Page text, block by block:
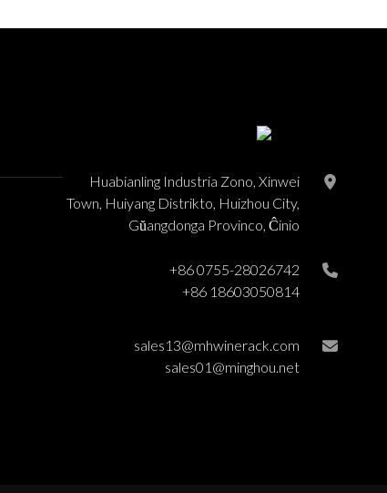
Huabianling Industria Zono, Xinwei
Town, Huiyang Distrikto, Huizhou City,
Gŭangdonga Provinco, Ĉinio
+86 0755-28026742
+86 18603050814
sales13@mhwinerack.com
sales01@minghou.net